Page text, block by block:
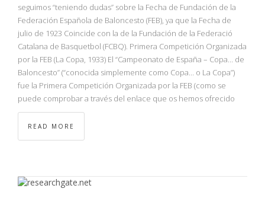
seguimos “teniendo dudas” sobre la Fecha de Fundación de la
Federación Española de Baloncesto (FEB), ya que la Fecha de
julio de 1923 Coincide con la de la Fundación de la Federació
Catalana de Basquetbol (FCBQ). Primera Competición Organizada
por la FEB (La Copa, 1933) El “Campeonato de España – Copa… de
Baloncesto” (“conocida simplemente como Copa… o La Copa”)
fue la Primera Competición Organizada por la FEB (como se
puede comprobar a través del enlace que os hemos ofrecido
READ MORE